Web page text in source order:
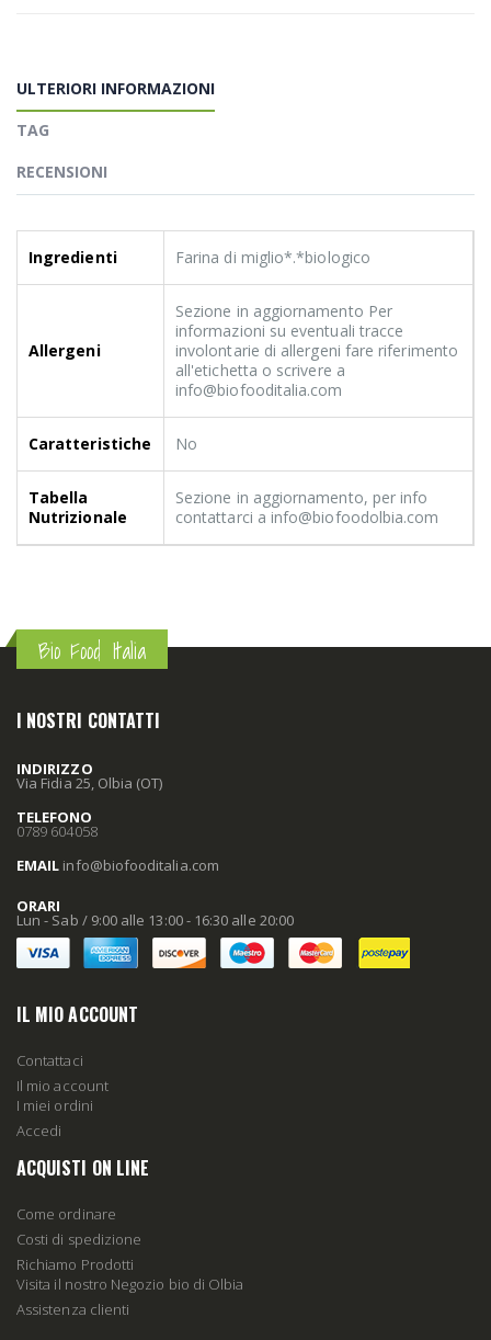
ULTERIORI INFORMAZIONI
TAG
RECENSIONI
Ingredienti Farina di miglio*.*biologico
Allergeni
Sezione in aggiornamento Per
informazioni su eventuali tracce
involontarie di allergeni fare riferimento
all'etichetta o scrivere a
info@biofooditalia.com
Caratteristiche No
Tabella
Nutrizionale
Sezione in aggiornamento, per info
contattarci a info@biofoodolbia.com
Bio Food Italia
I NOSTRI CONTATTI
INDIRIZZO
Via Fidia 25, Olbia (OT)
TELEFONO
0789 604058
EMAIL info@biofooditalia.com
ORARI
Lun - Sab / 9:00 alle 13:00 - 16:30 alle 20:00
IL MIO ACCOUNT
Contattaci
Il mio account
I miei ordini
Accedi
ACQUISTI ON LINE
Come ordinare
Costi di spedizione
Richiamo Prodotti
Visita il nostro Negozio bio di Olbia
Assistenza clienti